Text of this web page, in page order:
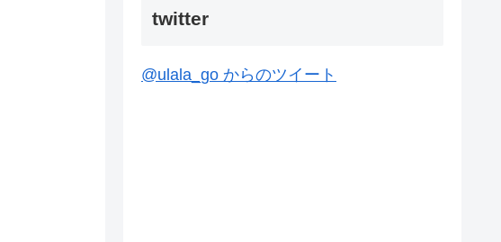
twitter
@ulala_go からのツイート